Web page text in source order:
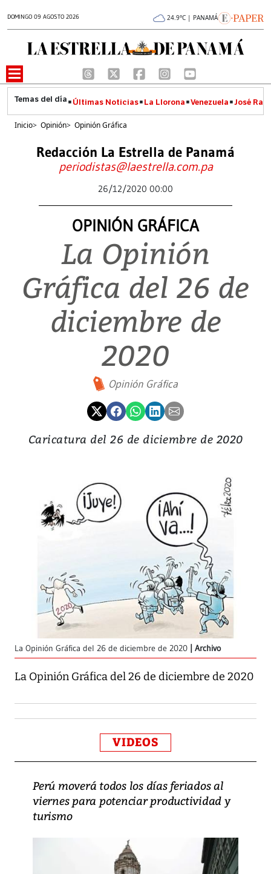
DOMINGO 09 AGOSTO 2026 24.9°C | PANAMÁ
Últimas Noticias La Llorona Venezuela José
Inicio> Opinión> Opinión Gráfica
Redacción La Estrella de Panamá
periodistas@laestrella.com.pa
26/12/2020 00:00
OPINIÓN GRÁFICA
La Opinión
Gráfica del 26 de
diciembre de
2020
Opinión Gráfica
Caricatura del 26 de diciembre de 2020
La Opinión Gráfica del 26 de diciembre de 2020 Archivo
La Opinión Gráfica del 26 de diciembre de 2020
VIDEOS
Perú moverá todos los días feriados al
viernes para potenciar productividad y
turismo